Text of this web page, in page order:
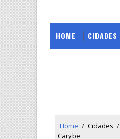
HOME CIDADES
Home / Cidades /
Carybe